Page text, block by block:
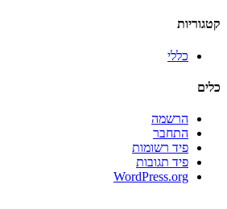
קטגוריות
כללי
כלים
הרשמה
התחבר
פיד רשומות
פיד תגובות
WordPress.org